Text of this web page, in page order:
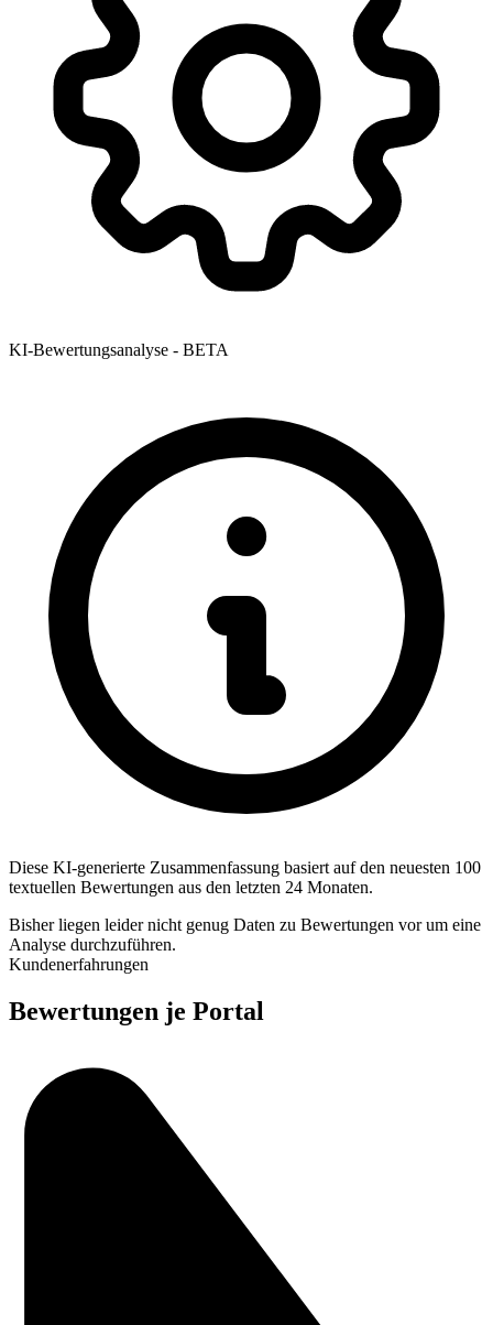
KI-Bewertungsanalyse - BETA
Diese KI-generierte Zusammenfassung basiert auf den neuesten 100
textuellen Bewertungen aus den letzten 24 Monaten.
Bisher liegen leider nicht genug Daten zu Bewertungen vor um eine
Analyse durchzuführen.
Kundenerfahrungen
Bewertungen je Portal